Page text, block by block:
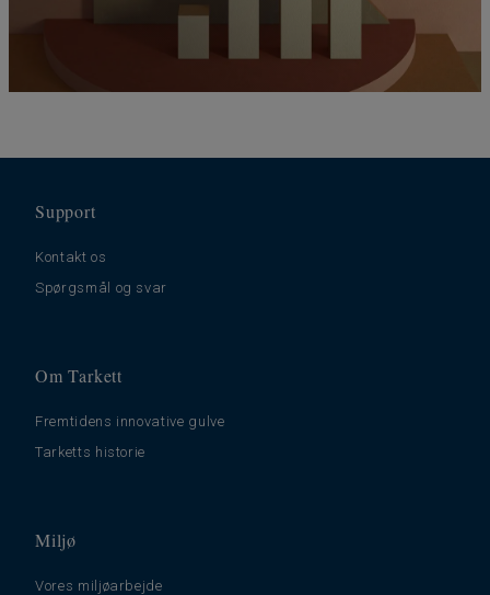
Support
Kontakt os
Spørgsmål og svar
Om Tarkett
Fremtidens innovative gulve
Tarketts historie
Miljø
Vores miljøarbejde